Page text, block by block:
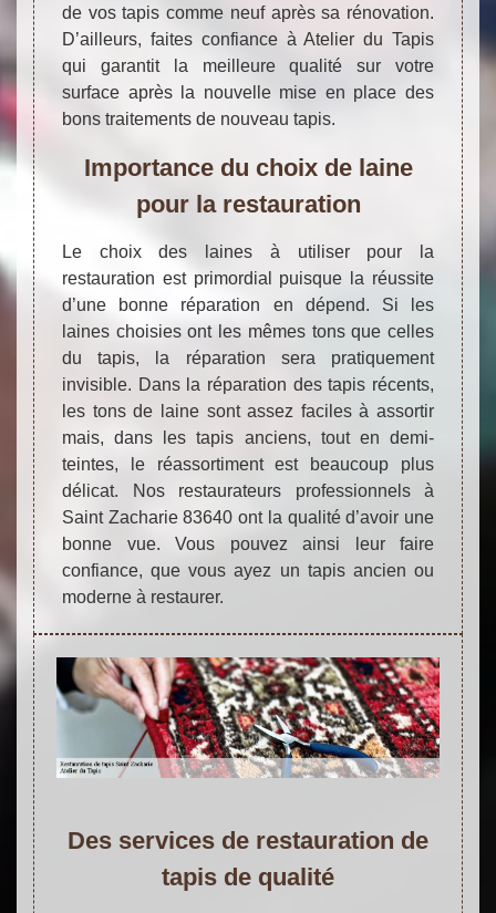
de vos tapis comme neuf après sa rénovation.
D’ailleurs, faites confiance à Atelier du Tapis
qui garantit la meilleure qualité sur votre
surface après la nouvelle mise en place des
bons traitements de nouveau tapis.
Importance du choix de laine
pour la restauration
Le choix des laines à utiliser pour la
restauration est primordial puisque la réussite
d’une bonne réparation en dépend. Si les
laines choisies ont les mêmes tons que celles
du tapis, la réparation sera pratiquement
invisible. Dans la réparation des tapis récents,
les tons de laine sont assez faciles à assortir
mais, dans les tapis anciens, tout en demi-
teintes, le réassortiment est beaucoup plus
délicat. Nos restaurateurs professionnels à
Saint Zacharie 83640 ont la qualité d’avoir une
bonne vue. Vous pouvez ainsi leur faire
confiance, que vous ayez un tapis ancien ou
moderne à restaurer.
Des services de restauration de
tapis de qualité